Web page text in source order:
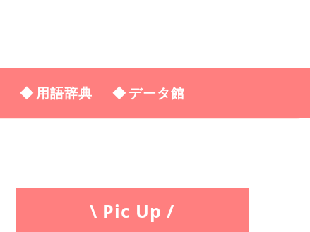
用語辞典 データ館
\ Pic Up /